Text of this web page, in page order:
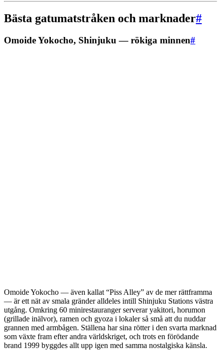
Bästa gatumatstråken och marknader#
Omoide Yokocho, Shinjuku — rökiga minnen#
Omoide Yokocho — även kallat “Piss Alley” av de mer rättframma
— är ett nät av smala gränder alldeles intill Shinjuku Stations västra
utgång. Omkring 60 minirestauranger serverar yakitori, horumon
(grillade inälvor), ramen och gyoza i lokaler så små att du nuddar
grannen med armbågen. Ställena har sina rötter i den svarta marknad
som växte fram efter andra världskriget, och trots en förödande
brand 1999 byggdes allt upp igen med samma nostalgiska känsla.